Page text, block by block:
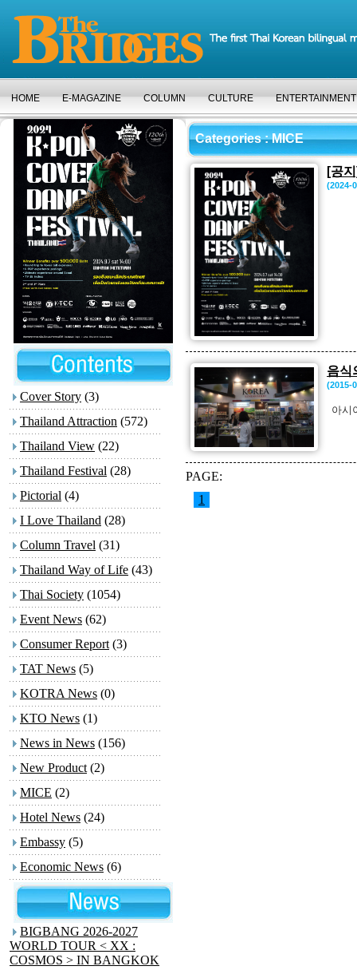
HOME E-MAGAZINE COLUMN CULTURE ENTERTAINMENT
Cover Story (3)
Thailand Attraction (572)
Thailand View (22)
Thailand Festival (28)
Pictorial (4)
I Love Thailand (28)
Column Travel (31)
Thailand Way of Life (43)
Thai Society (1054)
Event News (62)
Consumer Report (3)
TAT News (5)
KOTRA News (0)
KTO News (1)
News in News (156)
New Product (2)
MICE (2)
Hotel News (24)
Embassy (5)
Economic News (6)
BIGBANG 2026-2027
WORLD TOUR < XX :
COSMOS > IN BANGKOK
Categories: MICE
[공
(2024-
음식
(2015-
아시
PAGE:
1